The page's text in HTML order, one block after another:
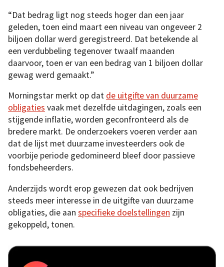
“Dat bedrag ligt nog steeds hoger dan een jaar
geleden, toen eind maart een niveau van ongeveer 2
biljoen dollar werd geregistreerd. Dat betekende al
een verdubbeling tegenover twaalf maanden
daarvoor, toen er van een bedrag van 1 biljoen dollar
gewag werd gemaakt.”
Morningstar merkt op dat de uitgifte van duurzame
obligaties vaak met dezelfde uitdagingen, zoals een
stijgende inflatie, worden geconfronteerd als de
bredere markt. De onderzoekers voeren verder aan
dat de lijst met duurzame investeerders ook de
voorbije periode gedomineerd bleef door passieve
fondsbeheerders.
Anderzijds wordt erop gewezen dat ook bedrijven
steeds meer interesse in de uitgifte van duurzame
obligaties, die aan specifieke doelstellingen zijn
gekoppeld, tonen.